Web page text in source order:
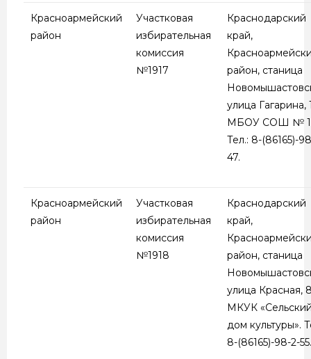
Красноармейский
район
Участковая
избирательная
комиссия
№1917
Краснодарский
край,
район, станица
улица Гагарина,
МБОУ СОШ №
Тел.: 8-(86165)-
47.
Красноармейский
район
Участковая
избирательная
комиссия
№1918
Краснодарский
край,
район, станица
улица Красная,
МКУК
дом культуры».
8-(86165)-98-2-55.